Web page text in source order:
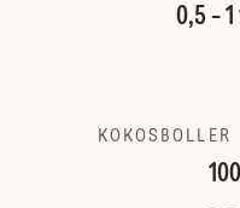
0,5 -
KOKOSBOLLER